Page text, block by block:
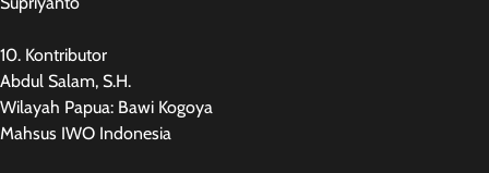
10. Kontributor
Abdul Salam, S.H.
Wilayah Papua: Bawi Kogoya
Mahsus IWO Indonesia